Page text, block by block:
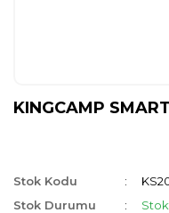
KINGCAMP
Stok Kodu
Stok Durumu